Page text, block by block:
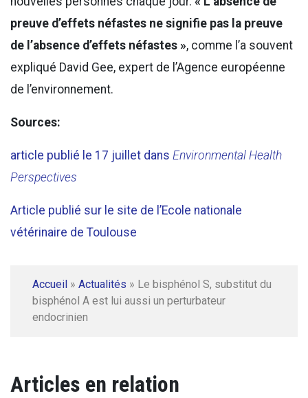
preuve d’effets néfastes ne signifie pas la preuve
de l’absence d’effets néfastes », comme l’a souvent
expliqué David Gee, expert de l’Agence européenne
de l’environnement.
Sources:
article publié le 17 juillet dans Environmental Health
Perspectives
Article publié sur le site de l’Ecole nationale
vétérinaire de Toulouse
Accueil » Actualités » Le bisphénol S, substitut du
bisphénol A est lui aussi un perturbateur
endocrinien
Articles en relation